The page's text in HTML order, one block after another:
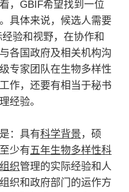
，GBIF希望找到一位
具体来说，候选人需要
验和视野，在协作和
各国政府及相关机构沟
专家团队在生物多样性
作，还要有相当于秘书
经验。
：具有科学背景 ，硕
少有五年生物多样性科
织管理的实际经验和人
织和政府部门的运作方